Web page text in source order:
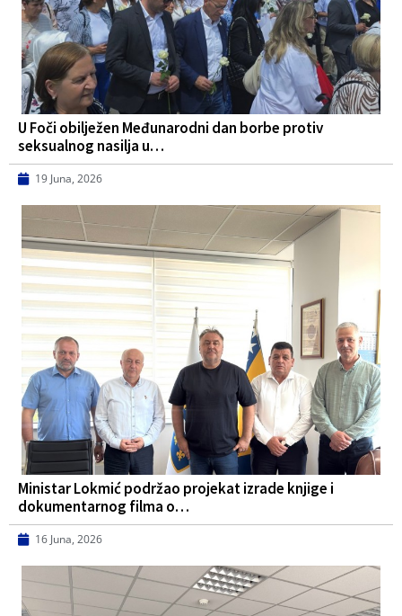
U Foči obilježen Međunarodni dan borbe protiv
seksualnog nasilja u…
19 Juna, 2026
Ministar Lokmić podržao projekat izrade knjige i
dokumentarnog filma o…
16 Juna, 2026